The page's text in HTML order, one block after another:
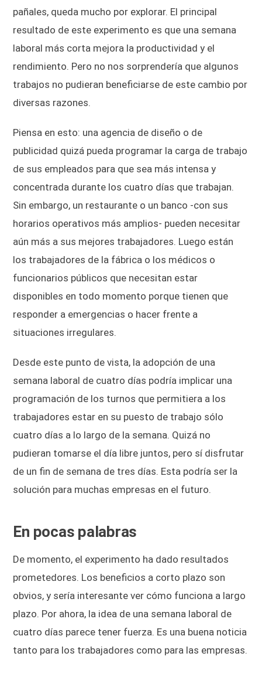
pañales, queda mucho por explorar. El principal
resultado de este experimento es que una semana
laboral más corta mejora la productividad y el
rendimiento. Pero no nos sorprendería que algunos
trabajos no pudieran beneficiarse de este cambio por
diversas razones.
Piensa en esto: una agencia de diseño o de
publicidad quizá pueda programar la carga de trabajo
de sus empleados para que sea más intensa y
concentrada durante los cuatro días que trabajan.
Sin embargo, un restaurante o un banco -con sus
horarios operativos más amplios- pueden necesitar
aún más a sus mejores trabajadores. Luego están
los trabajadores de la fábrica o los médicos o
funcionarios públicos que necesitan estar
disponibles en todo momento porque tienen que
responder a emergencias o hacer frente a
situaciones irregulares.
Desde este punto de vista, la adopción de una
semana laboral de cuatro días podría implicar una
programación de los turnos que permitiera a los
trabajadores estar en su puesto de trabajo sólo
cuatro días a lo largo de la semana. Quizá no
pudieran tomarse el día libre juntos, pero sí disfrutar
de un fin de semana de tres días. Esta podría ser la
solución para muchas empresas en el futuro.
En pocas palabras
De momento, el experimento ha dado resultados
prometedores. Los beneficios a corto plazo son
obvios, y sería interesante ver cómo funciona a largo
plazo. Por ahora, la idea de una semana laboral de
cuatro días parece tener fuerza. Es una buena noticia
tanto para los trabajadores como para las empresas.